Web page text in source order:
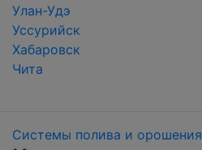
Улан-Удэ
Уссурийск
Хабаровск
Чита
Системы полива и орошения